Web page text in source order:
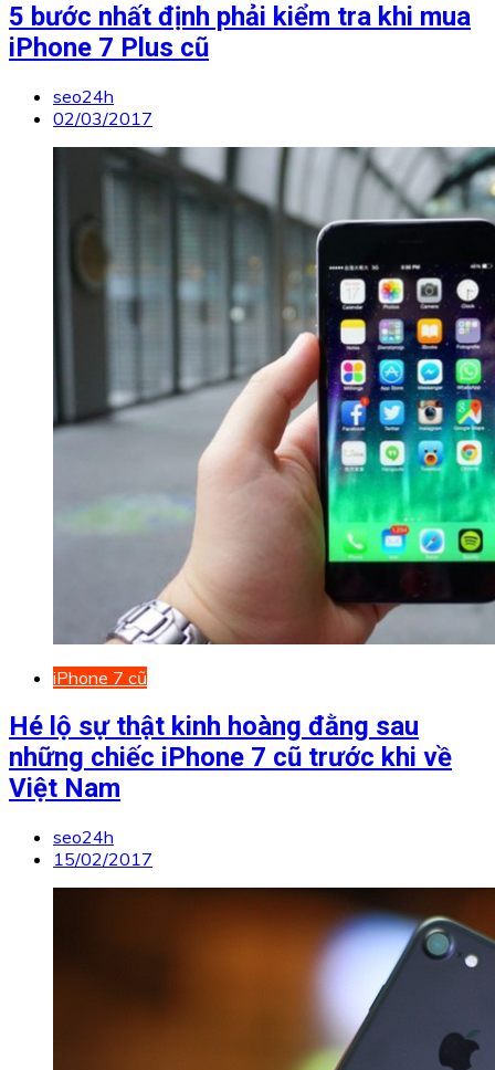
5 bước nhất định phải kiểm tra khi mua
iPhone 7 Plus cũ
seo24h
02/03/2017
iPhone 7 cũ
Hé lộ sự thật kinh hoàng đằng sau
những chiếc iPhone 7 cũ trước khi về
Việt Nam
seo24h
15/02/2017